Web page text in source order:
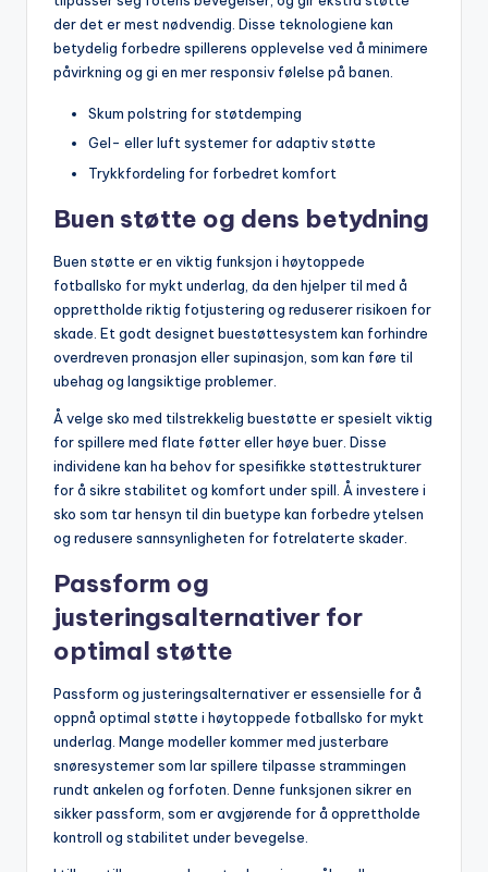
der det er mest nødvendig. Disse teknologiene kan
betydelig forbedre spillerens opplevelse ved å minimere
påvirkning og gi en mer responsiv følelse på banen.
Skum polstring for støtdemping
Gel- eller luft systemer for adaptiv støtte
Trykkfordeling for forbedret komfort
Buen støtte og dens betydning
Buen støtte er en viktig funksjon i høytoppede
fotballsko for mykt underlag, da den hjelper til med å
opprettholde riktig fotjustering og reduserer risikoen for
skade. Et godt designet buestøttesystem kan forhindre
overdreven pronasjon eller supinasjon, som kan føre til
ubehag og langsiktige problemer.
Å velge sko med tilstrekkelig buestøtte er spesielt viktig
for spillere med flate føtter eller høye buer. Disse
individene kan ha behov for spesifikke støttestrukturer
for å sikre stabilitet og komfort under spill. Å investere i
sko som tar hensyn til din buetype kan forbedre ytelsen
og redusere sannsynligheten for fotrelaterte skader.
Passform og
justeringsalternativer for
optimal støtte
Passform og justeringsalternativer er essensielle for å
oppnå optimal støtte i høytoppede fotballsko for mykt
underlag. Mange modeller kommer med justerbare
snøresystemer som lar spillere tilpasse strammingen
rundt ankelen og forfoten. Denne funksjonen sikrer en
sikker passform, som er avgjørende for å opprettholde
kontroll og stabilitet under bevegelse.